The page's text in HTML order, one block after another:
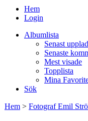
Hem
Login
Albumlista
Senast
Senaste
Mest visade
Topplista
Mina
Sök
Hem > Fotograf Emil